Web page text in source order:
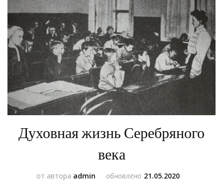
Духовная жизнь Серебряного
века
от автора admin обновлено 21.05.2020